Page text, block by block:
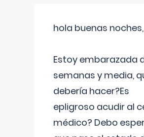
hola buenas noches,
Estoy embarazada
semanas y media,
debería hacer?Es
epligroso acudir al
médico? Debo